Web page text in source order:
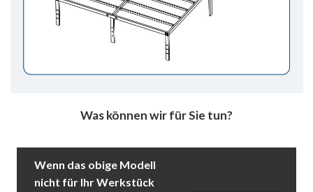
Was können wir für Sie tun?
Wenn das obige Modell
nicht für Ihr Werkstück